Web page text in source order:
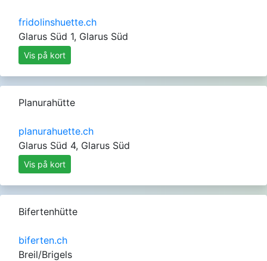
fridolinshuette.ch
Glarus Süd 1, Glarus Süd
Vis på kort
Planurahütte
planurahuette.ch
Glarus Süd 4, Glarus Süd
Vis på kort
Bifertenhütte
biferten.ch
Breil/Brigels